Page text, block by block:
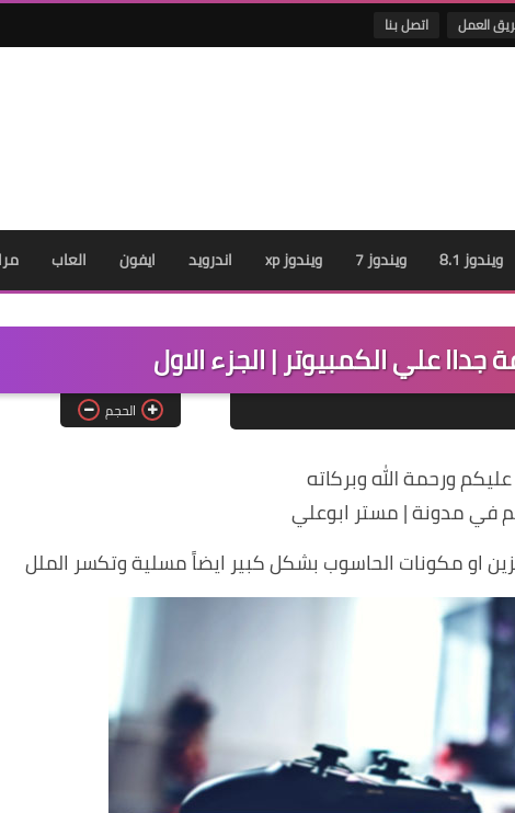
العمل اتصل بنا
ويندوز 8.1 ويندوز 7 ويندوز xp اندرويد ايفون العاب
الحجم
ورحمة الله وبركاته
في مدونة | مستر ابوعلي
او مكونات الحاسوب بشكل كبير ايضاً مسلية وتكسر الملل